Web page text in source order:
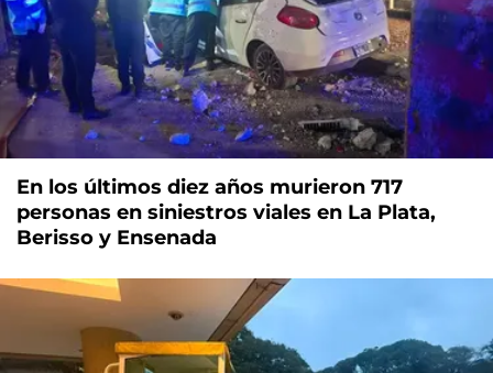
En los últimos diez años murieron 717
personas en siniestros viales en La Plata,
Berisso y Ensenada